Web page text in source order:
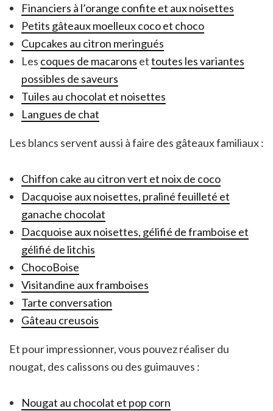
Financiers à l’orange confite et aux noisettes
Petits gâteaux moelleux coco et choco
Cupcakes au citron meringués
Les coques de macarons ettoutes les variantes
possibles de saveurs
Tuiles au chocolat et noisettes
Langues de chat
Les blancs servent aussi à faire des gâteaux familiaux :
Chiffon cake au citron vert et noix de coco
Dacquoise aux noisettes, praliné feuilleté et
ganache chocolat
Dacquoise aux noisettes, gélifié de framboise et
gélifié de litchis
ChocoBoise
Visitandine aux framboises
Tarte conversation
Gâteau creusois
Et pour impressionner, vous pouvez réaliser du
nougat, des calissons ou des guimauves :
Nougat au chocolat et pop corn